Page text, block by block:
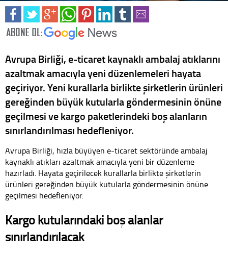
Avrupa Birliği, e-ticaret kaynaklı ambalaj atıklarını
azaltmak amacıyla yeni düzenlemeleri hayata
geçiriyor. Yeni kurallarla birlikte şirketlerin ürünleri
gereğinden büyük kutularla göndermesinin önüne
geçilmesi ve kargo paketlerindeki boş alanların
sınırlandırılması hedefleniyor.
Avrupa Birliği, hızla büyüyen e-ticaret sektöründe ambalaj
kaynaklı atıkları azaltmak amacıyla yeni bir düzenleme
hazırladı. Hayata geçirilecek kurallarla birlikte şirketlerin
ürünleri gereğinden büyük kutularla göndermesinin önüne
geçilmesi hedefleniyor.
Kargo kutularındaki boş alanlar
sınırlandırılacak